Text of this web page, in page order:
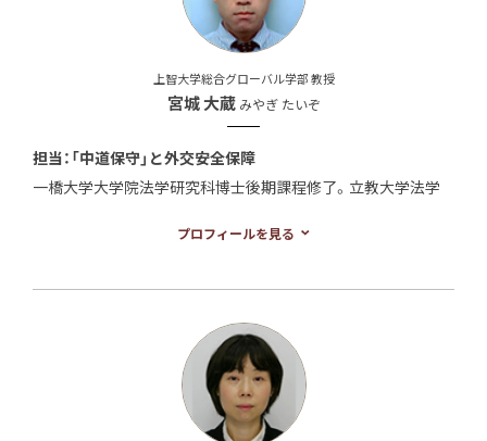
上智大学総合グローバル学部 教授
宮城 大蔵 みやぎ たいぞ
担当：「中道保守」と外交安全保障
一橋大学大学院法学研究科博士後期課程修了。立教大学法学
学。北海道大学大学院法学研究科専任講師、政策研究大学院大
アの狭間で』（草思社, 2001年）、『戦後アジア秩序の模索と日本
―「海のアジア」の戦後史 1957-1966
』（創文社, 2004年）、『「海洋国家」日本の戦後史』（筑摩書房,
プロフィールを見る